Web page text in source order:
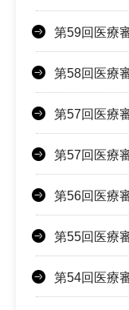
第59回医療
第58回医療
第57回医療
第57回医療
第56回医療
第55回医療
第54回医療